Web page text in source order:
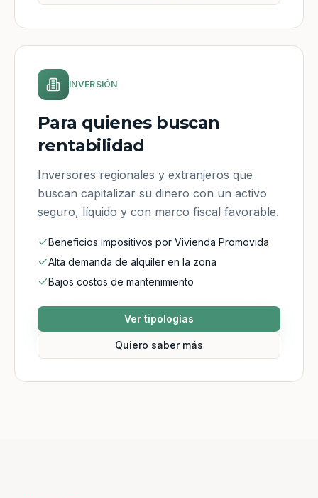
INVERSIÓN
Para quienes buscan
rentabilidad
Inversores regionales y extranjeros que
buscan capitalizar su dinero con un activo
seguro, líquido y con marco fiscal favorable.
Beneficios impositivos por Vivienda Promovida
Alta demanda de alquiler en la zona
Bajos costos de mantenimiento
Ver tipologías
Quiero saber más